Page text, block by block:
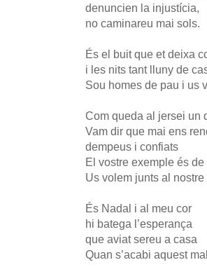
denuncien la injustícia,
no caminareu mai sols.
És el buit que et deixa
i les nits tant lluny de
Sou homes de pau i us
Com queda al jersei un
Vam dir que mai ens
dempeus i confiats
El vostre exemple és
Us volem junts al nostre
És Nadal i al meu cor
hi batega l’esperança
que aviat sereu a casa
Quan s’acabi aquest